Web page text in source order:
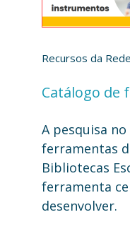
Recursos da
Catálogo de
A pesquisa
ferramentas
Bibliotecas
ferramenta
desenvolver.